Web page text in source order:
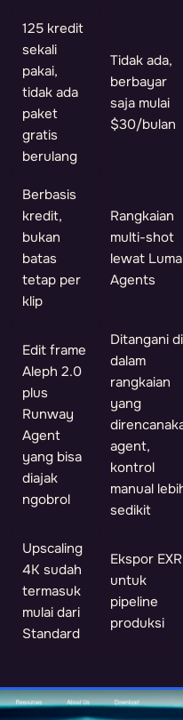
125 kredit
sekali
pakai,
tidak ada
paket
gratis
berulang
Tidak ada,
berbayar
saja mulai
$30/bulan
Berbasis
kredit,
bukan
batas
tetap per
klip
Rangkaian
multi-shot
lewat Luma
Agents
Edit frame
Aleph 2.0
plus
Runway
Agent
yang bisa
diajak
ngobrol
Ditangani di
dalam
rangkaian
yang
agent,
kontrol
manual
sedikit
Upscaling
4K sudah
termasuk
mulai dari
Standard
Ekspor EXR
untuk
pipeline
produksi